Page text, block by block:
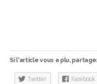
Si l'article vous a plu,
Twitter Facebook